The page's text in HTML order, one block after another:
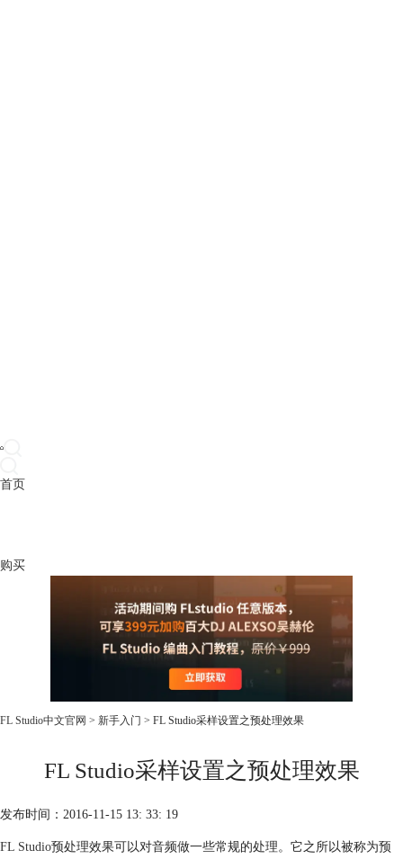
首页
购买
FL Studio中文官网 > 新手入门 > FL Studio采样设置之预处理效果
FL Studio采样设置之预处理效果
发布时间：2016-11-15 13: 33: 19
FL Studio预处理效果可以对音频做一些常规的处理。它之所以被称为预